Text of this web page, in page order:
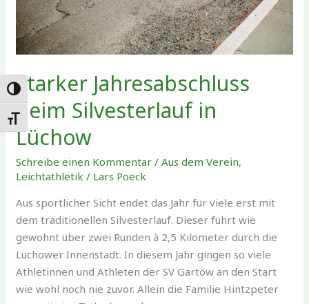
UMSCHALTEN AUF HOHE KONTRASTE
SCHRIFT VERGRÖSSERN
Landesebene
Starker Jahresabschluss
beim Silvesterlauf in
Lüchow
Schreibe einen Kommentar /Aus dem Verein,
Leichtathletik / Lars Poeck
Aus sportlicher Sicht endet das Jahr für viele erst mit
dem traditionellen Silvesterlauf. Dieser führt wie
gewohnt über zwei Runden à 2,5 Kilometer durch die
Lüchower Innenstadt. In diesem Jahr gingen so viele
Athletinnen und Athleten der SV Gartow an den Start
wie wohl noch nie zuvor. Allein die Familie Hintzpeter